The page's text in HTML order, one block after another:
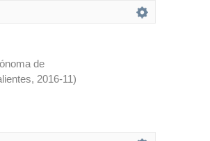
de
, 2016-11)